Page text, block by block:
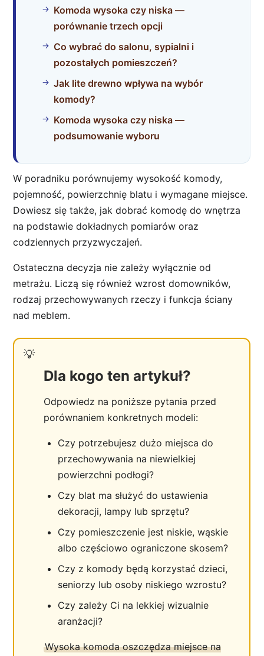
Komoda wysoka czy niska —
porównanie trzech opcji
Co wybrać do salonu, sypialni i
pozostałych pomieszczeń?
Jak lite drewno wpływa na wybór
komody?
Komoda wysoka czy niska —
podsumowanie wyboru
W poradniku porównujemy wysokość komody,
pojemność, powierzchnię blatu i wymagane miejsce.
Dowiesz się także, jak dobrać komodę do wnętrza
na podstawie dokładnych pomiarów oraz
codziennych przyzwyczajeń.
Ostateczna decyzja nie zależy wyłącznie od
metrażu. Liczą się również wzrost domowników,
rodzaj przechowywanych rzeczy i funkcja ściany
nad meblem.
Dla kogo ten artykuł?
Odpowiedz na poniższe pytania przed
porównaniem konkretnych modeli:
Czy potrzebujesz dużo miejsca do
przechowywania na niewielkiej
powierzchni podłogi?
Czy blat ma służyć do ustawienia
dekoracji, lampy lub sprzętu?
Czy pomieszczenie jest niskie, wąskie
albo częściowo ograniczone skosem?
Czy z komody będą korzystać dzieci,
seniorzy lub osoby niskiego wzrostu?
Czy zależy Ci na lekkiej wizualnie
aranżacji?
Wysoka komoda oszczędza miejsce na